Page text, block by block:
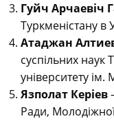
Гуйч Арчаевіч
Туркменістану в
Атаджан
суспільних
університету ім.
Язполат Керіев
Ради, Молодіжної